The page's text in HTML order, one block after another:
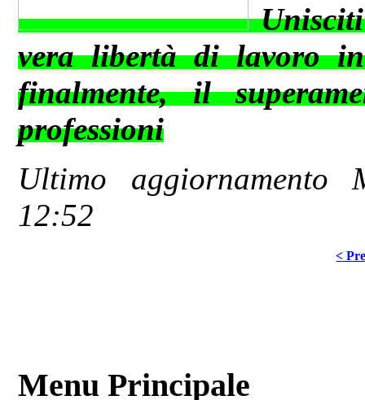
vera libertà di lavoro
finalmente, il
professioni
Ultimo aggiornamento
12:52
<
Menu Principale